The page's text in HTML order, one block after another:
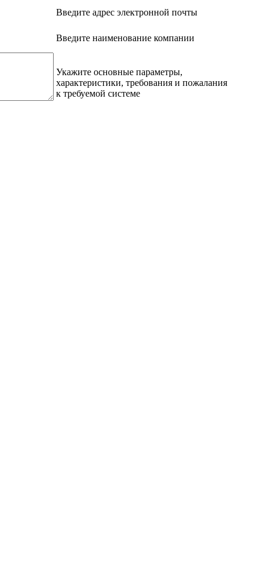
Введите адрес электронной почты
Введите наименование компании
Укажите основные параметры,
характеристики, требования и пожалания
к требуемой системе